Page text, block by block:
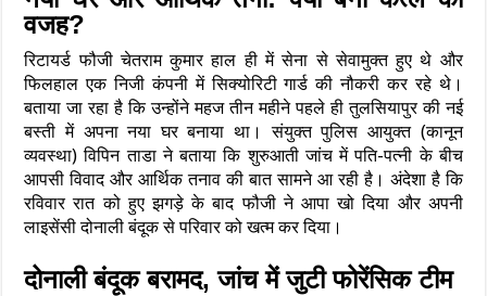
वजह?
रिटायर्ड फौजी चेतराम कुमार हाल ही में सेना से सेवामुक्त हुए थे और
फिलहाल एक निजी कंपनी में सिक्योरिटी गार्ड की नौकरी कर रहे थे।
बताया जा रहा है कि उन्होंने महज तीन महीने पहले ही तुलसियापुर की नई
बस्ती में अपना नया घर बनाया था। संयुक्त पुलिस आयुक्त (कानून
व्यवस्था) विपिन ताडा ने बताया कि शुरुआती जांच में पति-पत्नी के बीच
आपसी विवाद और आर्थिक तनाव की बात सामने आ रही है। अंदेशा है कि
रविवार रात को हुए झगड़े के बाद फौजी ने आपा खो दिया और अपनी
लाइसेंसी दोनाली बंदूक से परिवार को खत्म कर दिया।
दोनाली बंदूक बरामद, जांच में जुटी फोरेंसिक टीम